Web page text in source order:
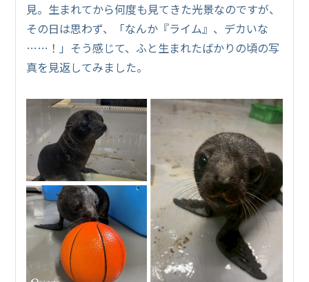
見。生まれてから何度も見てきた光景なのですが、
その日は思わず、「なんか『ライム』、デカいな
……！」そう感じて、ふと生まれたばかりの頃の写
真を見返してみました。